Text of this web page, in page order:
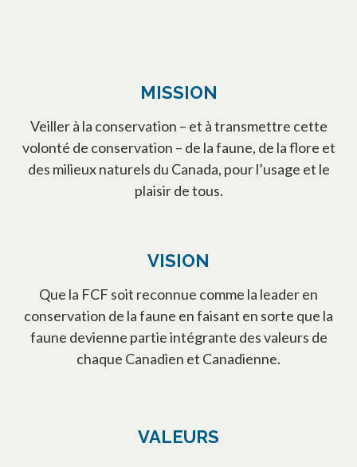
MISSION
Veiller à la conservation – et à transmettre cette
volonté de conservation – de la faune, de la flore et
des milieux naturels du Canada, pour l’usage et le
plaisir de tous.
VISION
Que la FCF soit reconnue comme la leader en
conservation de la faune en faisant en sorte que la
faune devienne partie intégrante des valeurs de
chaque Canadien et Canadienne.
VALEURS